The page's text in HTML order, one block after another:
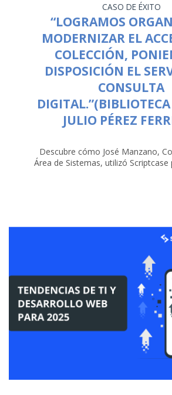
CASO DE ÉXITO
“LOGRAMOS
MODERNIZAR EL
COLECCIÓN,
DISPOSICIÓN EL
CONSULTA
JULIO PÉREZ
Descubre cómo José Manzano,
Área de Sistemas, utilizó Scriptcase